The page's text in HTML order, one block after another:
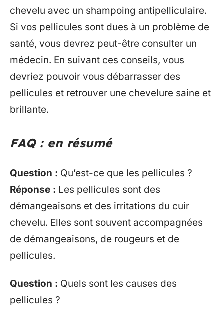
chevelu avec un shampoing antipelliculaire.
Si vos pellicules sont dues à un problème de
santé, vous devrez peut-être consulter un
médecin. En suivant ces conseils, vous
devriez pouvoir vous débarrasser des
pellicules et retrouver une chevelure saine et
brillante.
FAQ : en résumé
Question : Qu’est-ce que les pellicules ?
Réponse : Les pellicules sont des
démangeaisons et des irritations du cuir
chevelu. Elles sont souvent accompagnées
de démangeaisons, de rougeurs et de
pellicules.
Question : Quels sont les causes des
pellicules ?